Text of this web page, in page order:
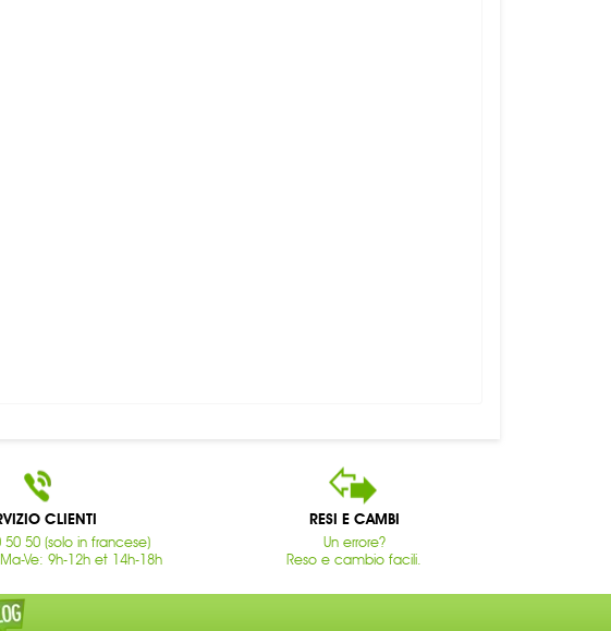
CLIENTI
50 50 (solo in francese)
Ve: 9h-12h et 14h-18h
RESI E CAMBI
Un errore?
Reso e cambio facili.